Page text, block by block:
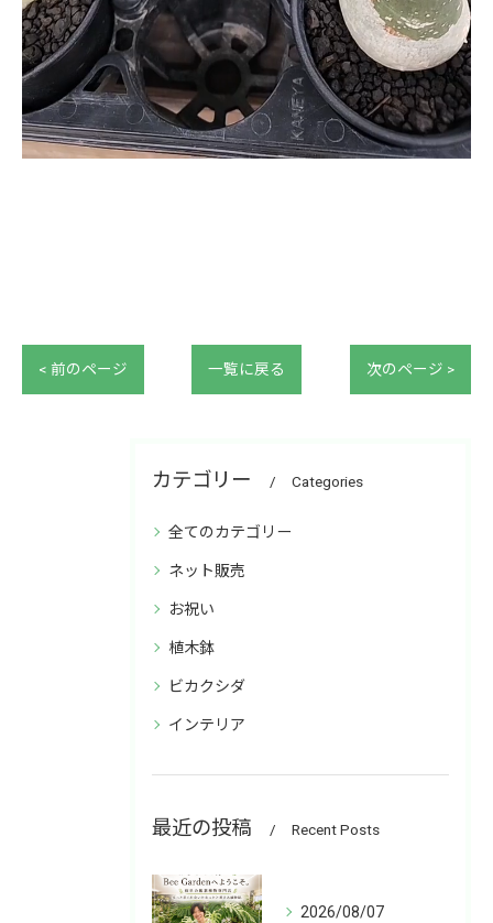
< 前のページ 一覧に戻る 次のページ >
カテゴリー Categories
全てのカテゴリー
ネット販売
お祝い
植木鉢
ビカクシダ
インテリア
最近の投稿 Recent Posts
2026/08/07